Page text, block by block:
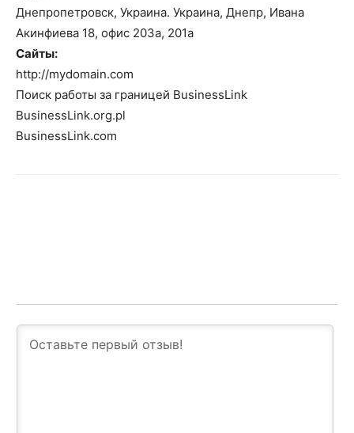
Днепропетровск, Украина. Украина, Днепр, Ивана
Акинфиева 18, офис 203а, 201а
Сайты:
http://mydomain.com
Поиск работы за границей BusinessLink
BusinessLink.org.pl
BusinessLink.com